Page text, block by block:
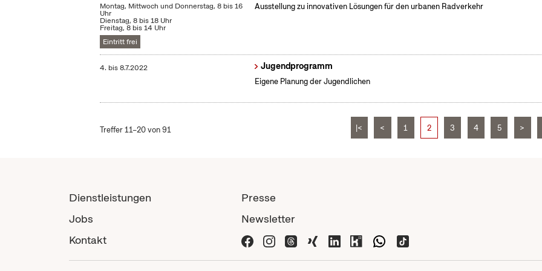
Montag, Mittwoch und Donnerstag, 8 bis 16
Uhr
Dienstag, 8 bis 18 Uhr
Freitag, 8 bis 14 Uhr
Eintritt frei
Ausstellung zu innovativen Lösungen für den urbanen Radverkehr
4. bis8.7.2022 Jugendprogramm
Eigene Planung der Jugendlichen
Treffer 11–20 von 91 |< < 1 2 3 4 5 >
Dienstleistungen
Jobs
Kontakt
Presse
Newsletter